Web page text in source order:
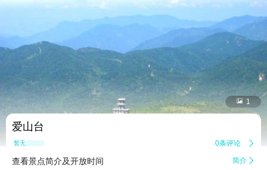
 1
爱山台
暂无点评 0条评论 
查看景点简介及开放时间 简介 